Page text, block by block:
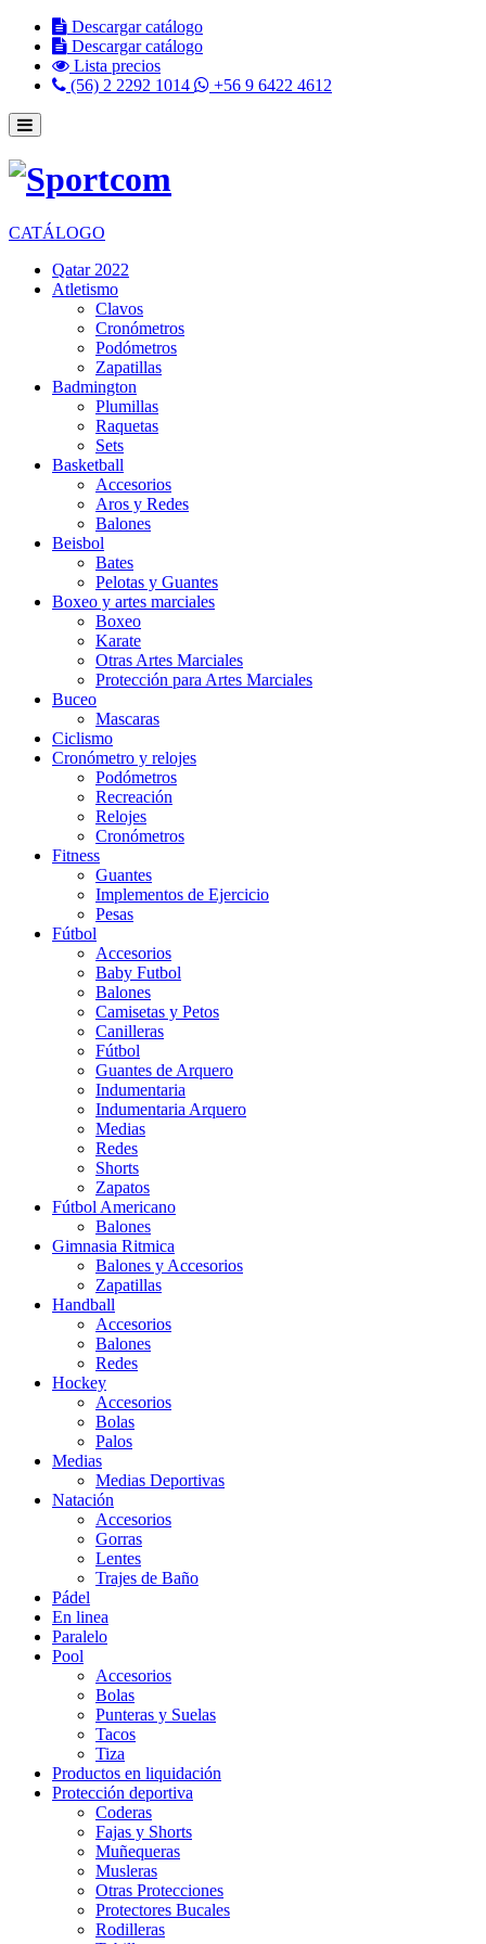
Descargar catálogo
Descargar catálogo
Lista precios
(56) 2 2292 1014
+56 9 6422 4612
CATÁLOGO
Qatar 2022
Atletismo
Clavos
Cronómetros
Podómetros
Zapatillas
Badmington
Plumillas
Raquetas
Sets
Basketball
Accesorios
Aros y Redes
Balones
Beisbol
Bates
Pelotas y Guantes
Boxeo y artes marciales
Boxeo
Karate
Otras Artes Marciales
Protección para Artes Marciales
Buceo
Mascaras
Ciclismo
Cronómetro y relojes
Podómetros
Recreación
Relojes
Cronómetros
Fitness
Guantes
Implementos de Ejercicio
Pesas
Fútbol
Accesorios
Baby Futbol
Balones
Camisetas y Petos
Canilleras
Fútbol
Guantes de Arquero
Indumentaria
Indumentaria Arquero
Medias
Redes
Shorts
Zapatos
Fútbol Americano
Balones
Gimnasia Ritmica
Balones y Accesorios
Zapatillas
Handball
Accesorios
Balones
Redes
Hockey
Accesorios
Bolas
Palos
Medias
Medias Deportivas
Natación
Accesorios
Gorras
Lentes
Trajes de Baño
Pádel
En linea
Paralelo
Pool
Accesorios
Bolas
Punteras y Suelas
Tacos
Tiza
Productos en liquidación
Protección deportiva
Coderas
Fajas y Shorts
Muñequeras
Musleras
Otras Protecciones
Protectores Bucales
Rodilleras